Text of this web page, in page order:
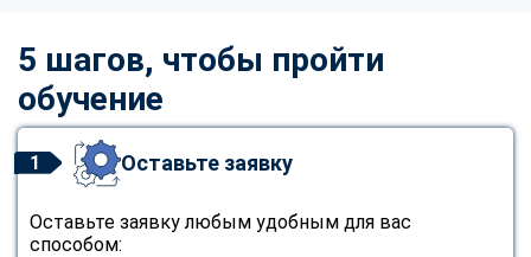
5 шагов, чтобы пройти
обучение
1 Оставьте заявку
Оставьте заявку любым удобным для вас
способом: